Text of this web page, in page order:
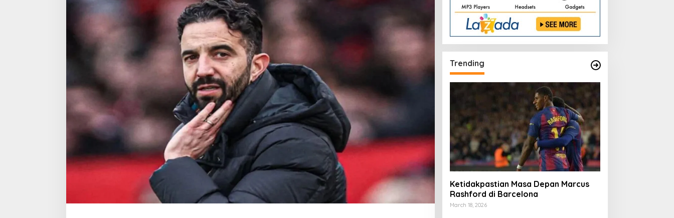
Trending
Ketidakpastian Masa Depan Marcus
Rashford di Barcelona
March 18, 2026